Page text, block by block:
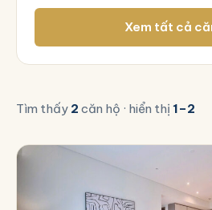
Xem tất cả
Tìm thấy 2 căn hộ · hiển thị 1–2